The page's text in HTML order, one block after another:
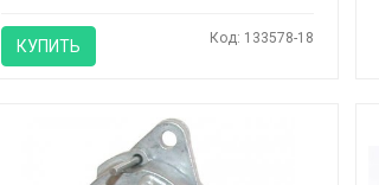
КУПИТЬ Код: 133578-18